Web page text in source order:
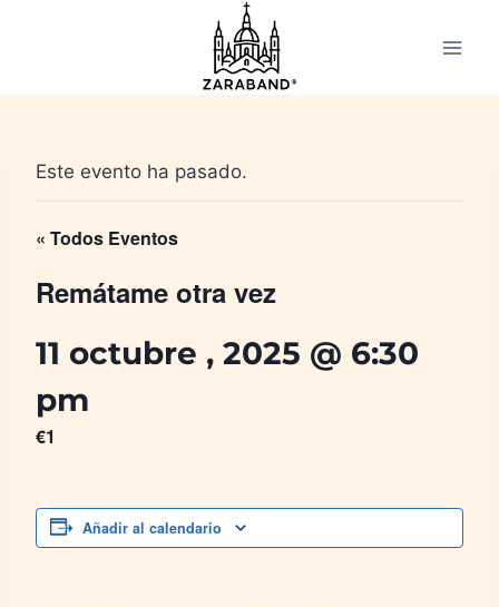
Este evento ha pasado.
« Todos Eventos
Remátame otra vez
11 octubre , 2025 @ 6:30
pm
€1
Añadir al calendario